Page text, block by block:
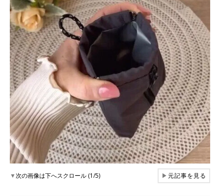
▼次の画像は下へスクロール (1/5) ▶元記事を見る